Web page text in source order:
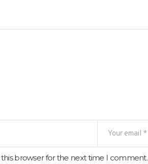
browser for the next time I comment.